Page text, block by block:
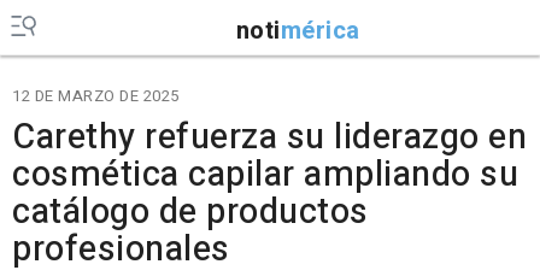
notimérica
12 DE MARZO DE 2025
Carethy refuerza su liderazgo en
cosmética capilar ampliando su
catálogo de productos
profesionales